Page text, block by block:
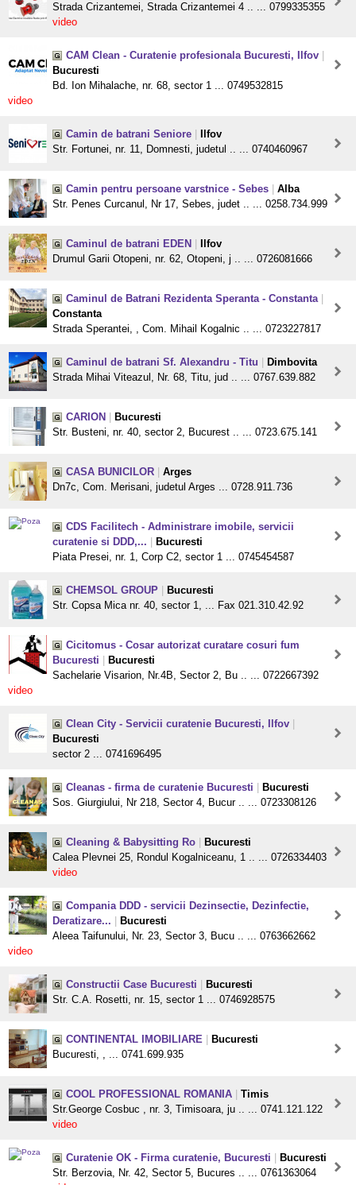
Strada Crizantemei, Strada Crizantemei 4 .. ... 0799335355
video
CAM Clean - Curatenie profesionala Bucuresti, Ilfov
Bucuresti
Bd. Ion Mihalache, nr. 68, sector 1 ... 0749532815
video
Camin de batrani Seniore
Ilfov
Str. Fortunei, nr. 11, Domnesti, judetul .. ... 0740460967
Camin pentru persoane varstnice - Sebes
Alba
Str. Penes Curcanul, Nr 17, Sebes, judet .. ... 0258.734.999
Caminul de batrani EDEN
Ilfov
Drumul Garii Otopeni, nr. 62, Otopeni, j .. ... 0726081666
Caminul de Batrani Rezidenta Speranta - Constanta
Constanta
Strada Sperantei, , Com. Mihail Kogalnic .. ... 0723227817
Caminul de batrani Sf. Alexandru - Titu
Dimbovita
Strada Mihai Viteazul, Nr. 68, Titu, jud .. ... 0767.639.882
CARION
Bucuresti
Str. Busteni, nr. 40, sector 2, Bucurest .. ... 0723.675.141
CASA BUNICILOR
Arges
Dn7c, Com. Merisani, judetul Arges ... 0728.911.736
CDS Facilitech - Administrare imobile, servicii
curatenie si DDD,...
Bucuresti
Piata Presei, nr. 1, Corp C2, sector 1 ... 0745454587
CHEMSOL GROUP
Bucuresti
Str. Copsa Mica nr. 40, sector 1, ... Fax 021.310.42.92
Cicitomus - Cosar autorizat curatare cosuri fum
Bucuresti
Bucuresti
Sachelarie Visarion, Nr.4B, Sector 2, Bu .. ... 0722667392
video
Clean City - Servicii curatenie Bucuresti, Ilfov
Bucuresti
sector 2 ... 0741696495
Cleanas - firma de curatenie Bucuresti
Bucuresti
Sos. Giurgiului, Nr 218, Sector 4, Bucur .. ... 0723308126
Cleaning & Babysitting Ro
Bucuresti
Calea Plevnei 25, Rondul Kogalniceanu, 1 .. ... 0726334403
video
Compania DDD - servicii Dezinsectie, Dezinfectie,
Deratizare...
Bucuresti
Aleea Taifunului, Nr. 23, Sector 3, Bucu .. ... 0763662662
video
Constructii Case Bucuresti
Bucuresti
Str. C.A. Rosetti, nr. 15, sector 1 ... 0746928575
CONTINENTAL IMOBILIARE
Bucuresti
Bucuresti, , ... 0741.699.935
COOL PROFESSIONAL ROMANIA
Timis
Str.George Cosbuc , nr. 3, Timisoara, ju .. ... 0741.121.122
video
Curatenie OK - Firma curatenie, Bucuresti
Bucuresti
Str. Berzovia, Nr. 42, Sector 5, Bucures .. ... 0761363064